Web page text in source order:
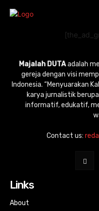
Majalah DUTAadalah
gereja dengan visi
Indonesia. “Menyuarakan
karya jurnalistik
informatif, edukatif,
Contact us:
Links
About